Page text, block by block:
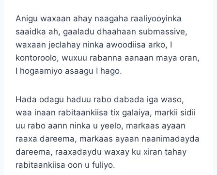
Anigu waxaan ahay naagaha raaliyooyinka
saaidka ah, gaaladu dhaahaan submassive,
waxaan jeclahay ninka awoodiisa arko, I
kontoroolo, wuxuu rabanna aanaan maya oran,
I hogaamiyo asaagu I hago.
Hada odagu haduu rabo dabada iga waso,
waa inaan rabitaankiisa tix galaiya, markii sidii
uu rabo aann ninka u yeelo, markaas ayaan
raaxa dareema, markaas ayaan naanimadayda
dareema, raaxadaydu waxay ku xiran tahay
rabitaankiisa oon u fuliyo.